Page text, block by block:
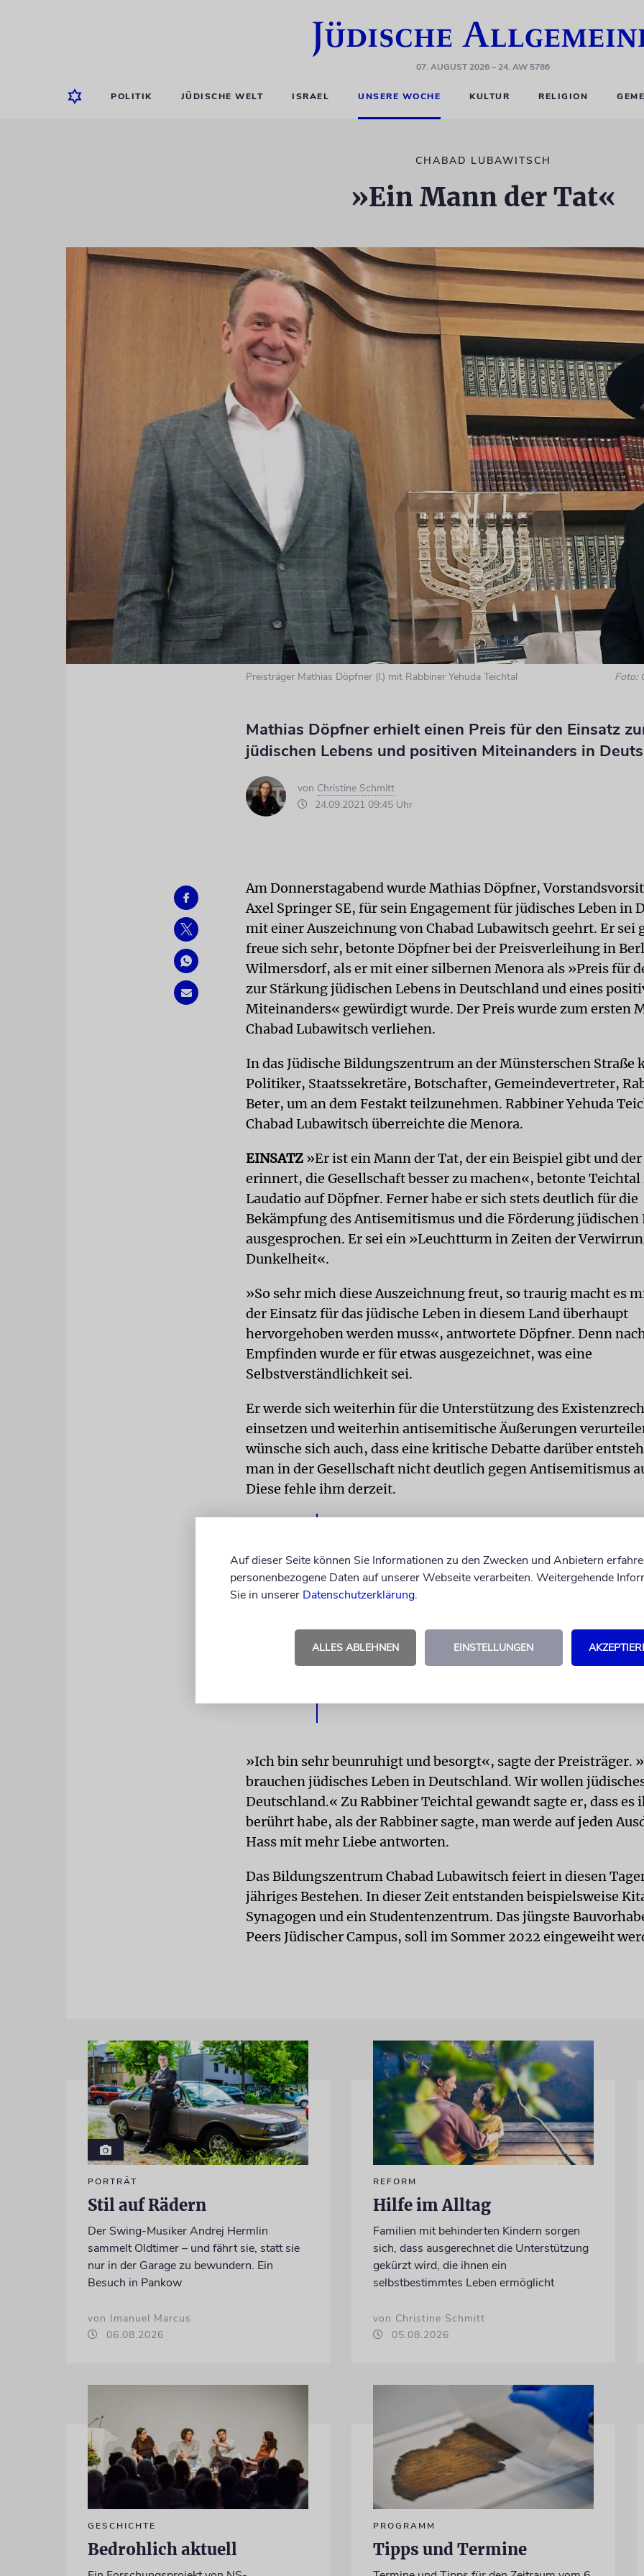
07. AUGUST 2026– 24. AW 5786
POLITIK JÜDISCHE WELT ISRAEL UNSERE WOCHE KULTUR RELIGION
CHABAD LUBAWITSCH
»Ein Mann der Tat«
Preisträger Mathias Döpfner (l.) mit Rabbiner Yehuda Teichtal Foto:
Mathias Döpfner erhielt einen Preis für den Einsatz
jüdischen Lebens und positiven Miteinanders in
von Christine Schmitt
24.09.2021 09:45 Uhr
Am Donnerstagabend wurde Mathias Döpfner,
Axel Springer SE, für sein Engagement für jüdisches Leben in
mit einer Auszeichnung von Chabad Lubawitsch geehrt. Er sei
freue sich sehr, betonte Döpfner bei der Preisverleihung in
Wilmersdorf, als er mit einer silbernen Menora als »Preis für
zur Stärkung jüdischen Lebens in Deutschland und eines
Miteinanders« gewürdigt wurde. Der Preis wurde zum ersten
Chabad Lubawitsch verliehen.
In das Jüdische Bildungszentrum an der Münsterschen Straße
Politiker, Staatssekretäre, Botschafter, Gemeindevertreter,
Beter, um an dem Festakt teilzunehmen. Rabbiner Yehuda
Chabad Lubawitsch überreichte die Menora.
EINSATZ »Er ist ein Mann der Tat, der ein Beispiel gibt und
erinnert, die Gesellschaft besser zu machen«, betonte
Laudatio auf Döpfner. Ferner habe er sich stets deutlich für die
Bekämpfung des Antisemitismus und die Förderung jüdischen
ausgesprochen. Er sei ein »Leuchtturm in Zeiten der
Dunkelheit«.
»So sehr mich diese Auszeichnung freut, so traurig macht es
der Einsatz für das jüdische Leben in diesem Land überhaupt
hervorgehoben werden muss«, antwortete Döpfner. Denn
Empfinden wurde er für etwas ausgezeichnet, was eine
Selbstverständlichkeit sei.
Er werde sich weiterhin für die Unterstützung des
einsetzen und weiterhin antisemitische Äußerungen
wünsche sich auch, dass eine kritische Debatte darüber
man in der Gesellschaft nicht deutlich gegen Antisemitismus
Diese fehle ihm derzeit.
freut, so traurig macht es mich,
der Einsatz für das jüdische
diesem Land überhaupt
hervorgehoben werden muss.«
»Ich bin sehr beunruhigt und besorgt«, sagte der Preisträger.
brauchen jüdisches Leben in Deutschland. Wir wollen
Deutschland.« Zu Rabbiner Teichtal gewandt sagte er, dass es
berührt habe, als der Rabbiner sagte, man werde auf jeden
Hass mit mehr Liebe antworten.
Das Bildungszentrum Chabad Lubawitsch feiert in diesen
jähriges Bestehen. In dieser Zeit entstanden beispielsweise
Synagogen und ein Studentenzentrum. Das jüngste
Peers Jüdischer Campus, soll im Sommer 2022 eingeweiht
PORTRÄT
Stil auf Rädern
Der Swing-Musiker Andrej Hermlin
sammelt Oldtimer – und fährt sie, statt sie
nur in der Garage zu bewundern. Ein
Besuch in Pankow
von Imanuel Marcus
06.08.2026
REFORM
Hilfe im Alltag
Familien mit behinderten Kindern sorgen
sich, dass ausgerechnet die Unterstützung
gekürzt wird, die ihnen ein
selbstbestimmtes Leben ermöglicht
von Christine Schmitt
05.08.2026
GESCHICHTE
Bedrohlich aktuell
PROGRAMM
Tipps und Termine
Auf dieser Seite können Sie Informationen zu den Zwecken und Anbietern
personenbezogene Daten auf unserer Webseite verarbeiten. Weitergehende
Sie in unserer Datenschutzerklärung.
ALLES ABLEHNEN EINSTELLUNGEN